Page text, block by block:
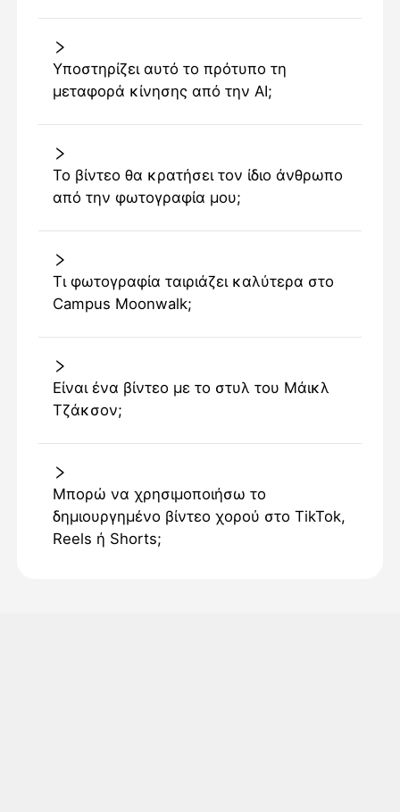
Υποστηρίζει αυτό το πρότυπο τη
μεταφορά κίνησης από την AI;
Το βίντεο θα κρατήσει τον ίδιο άνθρωπο
από την φωτογραφία μου;
Τι φωτογραφία ταιριάζει καλύτερα στο
Campus Moonwalk;
Είναι ένα βίντεο με το στυλ του Μάικλ
Τζάκσον;
Μπορώ να χρησιμοποιήσω το
δημιουργημένο βίντεο χορού στο TikTok,
Reels ή Shorts;